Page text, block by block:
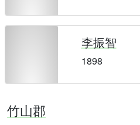
李振智
1898
竹山郡